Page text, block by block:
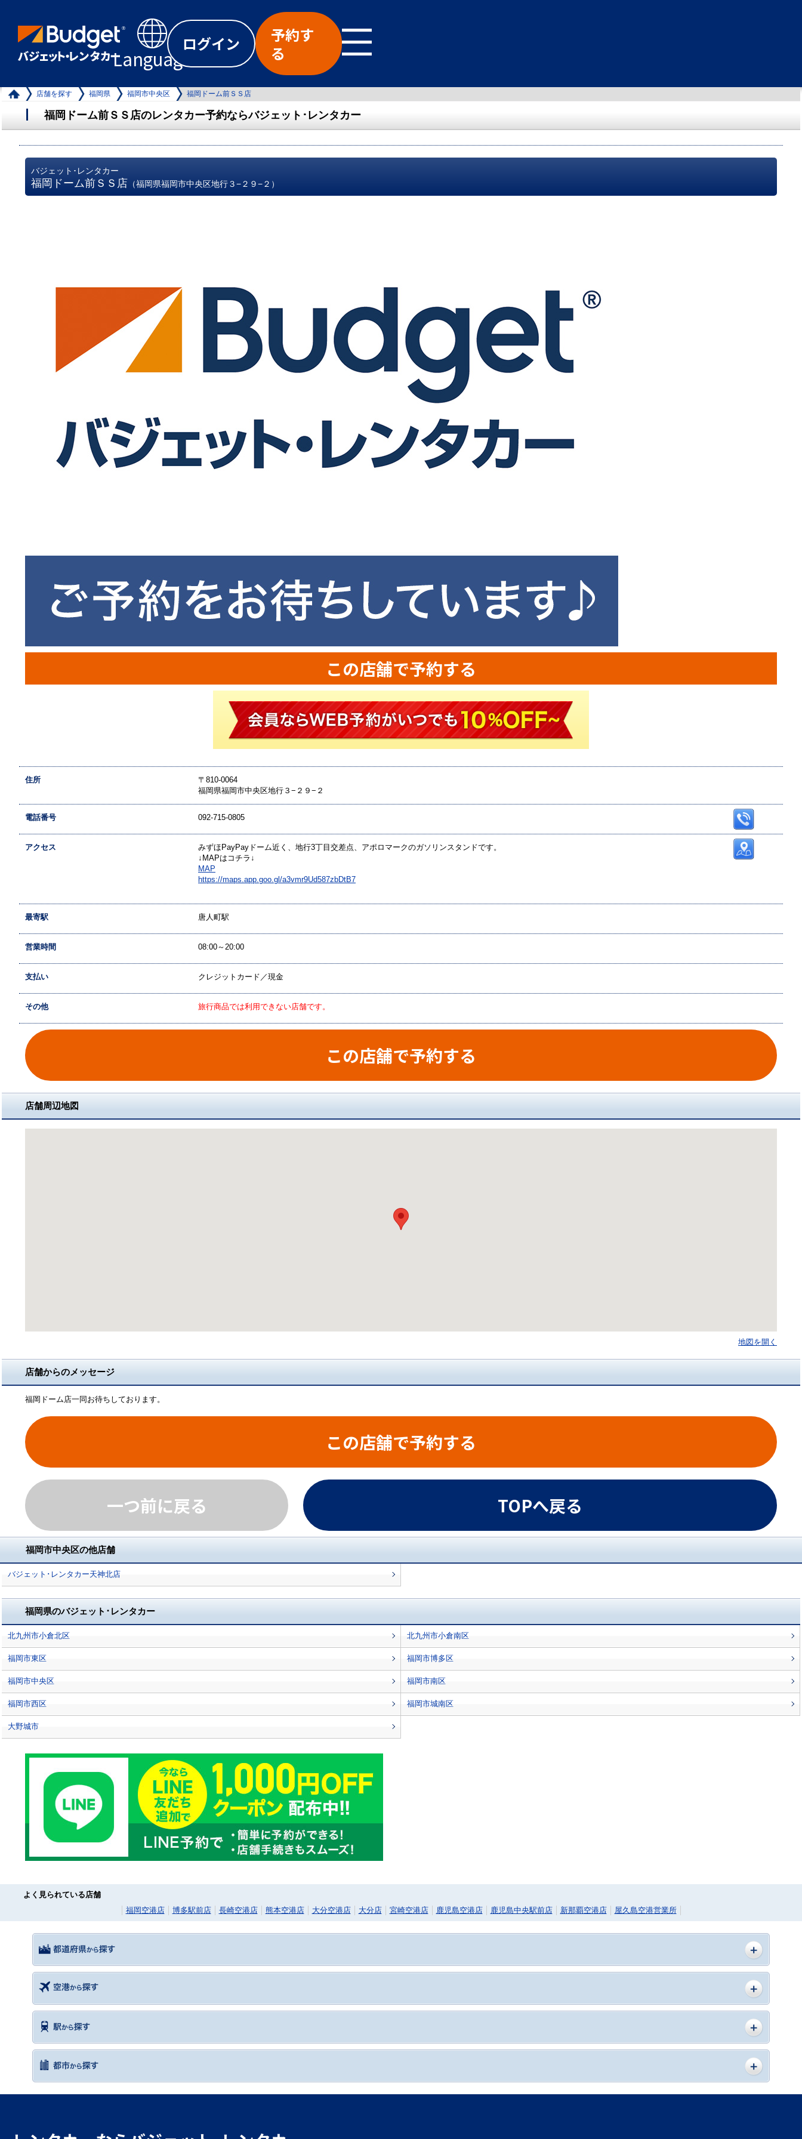
Language
ログイン
予約す
る
店舗を探す 福岡県 福岡市中央区 福岡ドーム前ＳＳ店
福岡ドーム前ＳＳ店のレンタカー予約ならバジェット･レンタカー
バジェット･レンタカー
福岡ドーム前ＳＳ店 （福岡県福岡市中央区地行３−２９−２）
この店舗で予約する
住所
〒810-0064
福岡県福岡市中央区地行３−２９−２
電話番号 092-715-0805
アクセス
みずほPayPayドーム近く、地行3丁目交差点、アポロマークのガソリンスタンドです。
↓MAPはコチラ↓
MAP
https://maps.app.goo.gl/a3vmr9Ud587zbDtB7
最寄駅 唐人町駅
営業時間 08:00～20:00
支払い クレジットカード／現金
その他 旅行商品では利用できない店舗です。
この店舗で予約する
店舗周辺地図
地図を開く
店舗からのメッセージ
福岡ドーム店一同お待ちしております。
この店舗で予約する
一つ前に戻る TOPへ戻る
福岡市中央区の他店舗
バジェット･レンタカー天神北店
福岡県のバジェット･レンタカー
北九州市小倉北区 北九州市小倉南区
福岡市東区 福岡市博多区
福岡市中央区 福岡市南区
福岡市西区 福岡市城南区
大野城市
よく見られている店舗
福岡空港店
博多駅前店 長崎空港店 熊本空港店 大分空港店 大分店 宮崎空港店 鹿児島空港店 鹿児島中央駅前店 新那覇空港店 屋久島空港営業所